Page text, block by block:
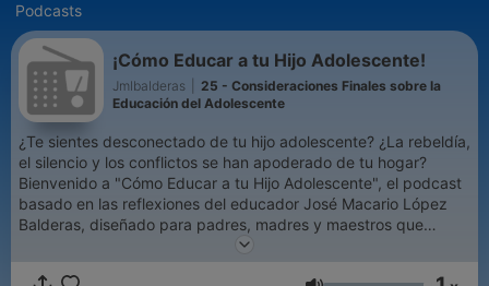
Podcasts
¡Cómo Educar a tu Hijo Adolescente!
Jmlbalderas
25 - Consideraciones Finales sobre la
Educación del Adolescente
¿Te sientes desconectado de tu hijo adolescente? ¿La rebeldía,
el silencio y los conflictos se han apoderado de tu hogar?
Bienvenido a "Cómo Educar a tu Hijo Adolescente", el podcast
basado en las reflexiones del educador José Macario López
Balderas, diseñado para padres, madres y maestros que
buscan comprender en lugar de solo reaccionar. A lo largo de